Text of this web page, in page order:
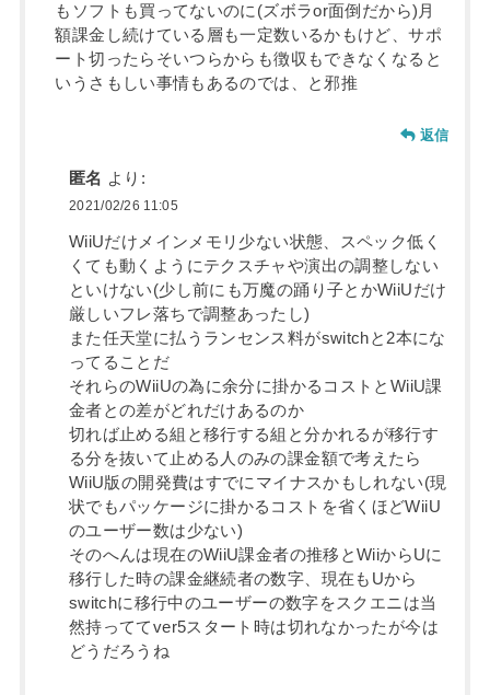
もソフトも買ってないのに(ズボラor面倒だから)月
額課金し続けている層も一定数いるかもけど、サポ
ート切ったらそいつらからも徴収もできなくなると
いうさもしい事情もあるのでは、と邪推
返信
匿名 より:
2021/02/26 11:05
WiiUだけメインメモリ少ない状態、スペック低く
くても動くようにテクスチャや演出の調整しない
といけない(少し前にも万魔の踊り子とかWiiUだけ
厳しいフレ落ちで調整あったし)
また任天堂に払うランセンス料がswitchと2本にな
ってることだ
それらのWiiUの為に余分に掛かるコストとWiiU課
金者との差がどれだけあるのか
切れば止める組と移行する組と分かれるが移行す
る分を抜いて止める人のみの課金額で考えたら
WiiU版の開発費はすでにマイナスかもしれない(現
状でもパッケージに掛かるコストを省くほどWiiU
のユーザー数は少ない)
そのへんは現在のWiiU課金者の推移とWiiからUに
移行した時の課金継続者の数字、現在もUから
switchに移行中のユーザーの数字をスクエニは当
然持っててver5スタート時は切れなかったが今は
どうだろうね